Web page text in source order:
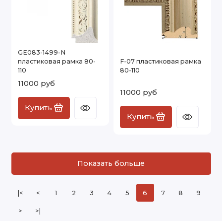
GE083-1499-N
пластиковая рамка 80-
110
11000 руб
Купить
F-07 пластиковая рамка
80-110
11000 руб
Купить
|< < 1 2 3 4 5 6 7 8 9
> >|
Показать больше